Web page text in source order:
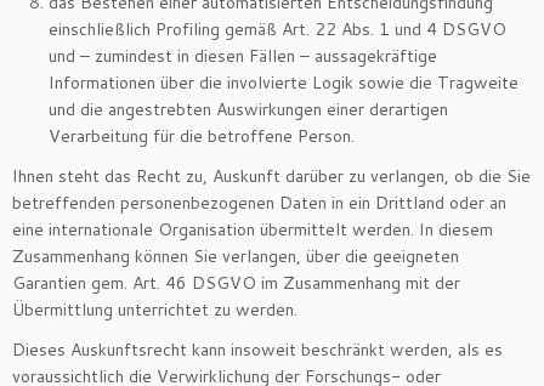
einschließlich Profiling gemäß Art. 22 Abs. 1 und 4 DSGVO
und – zumindest in diesen Fällen – aussagekräftige
Informationen über die involvierte Logik sowie die Tragweite
und die angestrebten Auswirkungen einer derartigen
Verarbeitung für die betroffene Person.
Ihnen steht das Recht zu, Auskunft darüber zu verlangen, ob die Sie
betreffenden personenbezogenen Daten in ein Drittland oder an
eine internationale Organisation übermittelt werden. In diesem
Zusammenhang können Sie verlangen, über die geeigneten
Garantien gem. Art. 46 DSGVO im Zusammenhang mit der
Übermittlung unterrichtet zu werden.
Dieses Auskunftsrecht kann insoweit beschränkt werden, als es
voraussichtlich die Verwirklichung der Forschungs- oder